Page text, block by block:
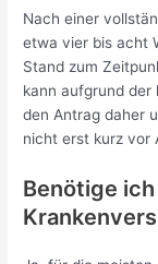
Nach einer
etwa vier bis acht
Stand zum
kann aufgrund der
den Antrag daher
nicht erst kurz vor
Benötige